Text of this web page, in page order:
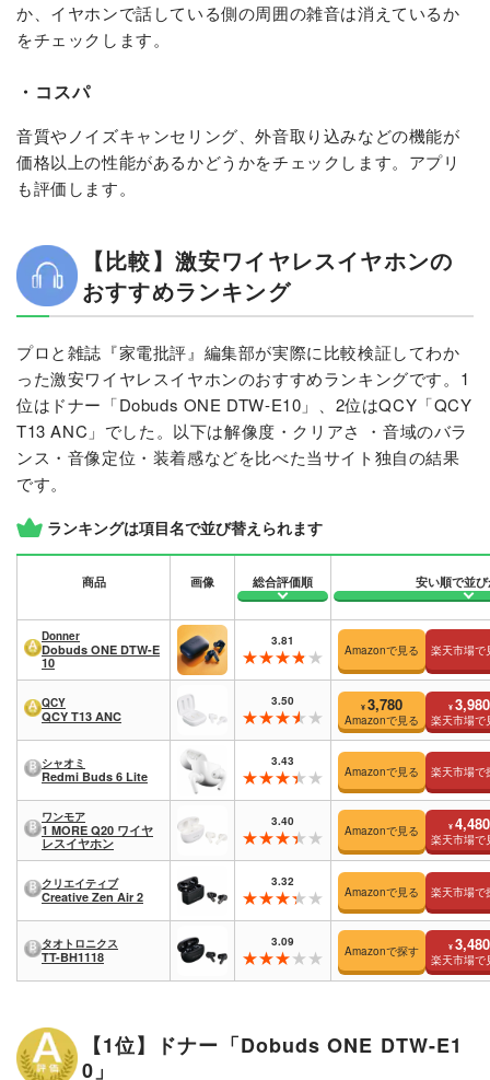
か、イヤホンで話している側の周囲の雑音は消えているか
をチェックします。
・コスパ
音質やノイズキャンセリング、外音取り込みなどの機能が
価格以上の性能があるかどうかをチェックします。アプリ
も評価します。
【比較】激安ワイヤレスイヤホンの
おすすめランキング
プロと雑誌『家電批評』編集部が実際に比較検証してわか
った激安ワイヤレスイヤホンのおすすめランキングです。1
位はドナー「Dobuds ONE DTW-E10」、2位はQCY「QCY
T13 ANC」でした。以下は解像度・クリアさ ・音域のバラ
ンス・音像定位・装着感などを比べた当サイト独自の結果
です。
ランキングは項目名で並び替えられます
商品 画像 総合評価順 安い順で並
Donner
Dobuds ONE DTW-E
10
3.81
Amazonで見る 楽天市場で
QCY
QCY T13 ANC
3.50 ¥ 3,780
Amazonで見る
¥ 3,980
楽天市場で
シャオミ
Redmi Buds 6 Lite
3.43
Amazonで見る 楽天市場で
ワンモア
1 MORE Q20 ワイヤ
レスイヤホン
3.40
Amazonで見る ¥ 4,480
楽天市場で
クリエイティブ
Creative Zen Air 2
3.32
Amazonで見る 楽天市場で
タオトロニクス
TT-BH1118
3.09
Amazonで探す ¥ 3,480
楽天市場で
【1位】ドナー「Dobuds ONE DTW-E1
0」